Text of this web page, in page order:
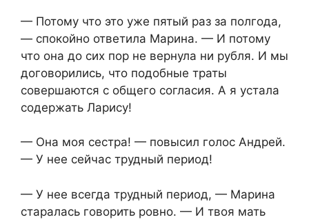
— Потому что это уже пятый раз за полгода,
— спокойно ответила Марина. — И потому
что она до сих пор не вернула ни рубля. И мы
договорились, что подобные траты
совершаются с общего согласия. А я устала
содержать Ларису!
— Она моя сестра! — повысил голос Андрей.
— У нее сейчас трудный период!
— У нее всегда трудный период, — Марина
старалась говорить ровно. — И твоя мать